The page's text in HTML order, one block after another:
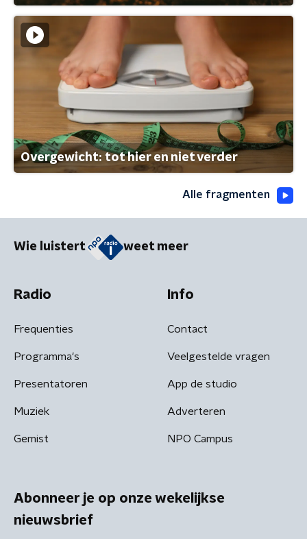
Overgewicht: tot hier en niet verder
Alle fragmenten
Wie luistert weet meer
Radio
Frequenties
Programma's
Presentatoren
Muziek
Gemist
Info
Contact
Veelgestelde vragen
App de studio
Adverteren
NPO Campus
Abonneer je op onze wekelijkse
nieuwsbrief